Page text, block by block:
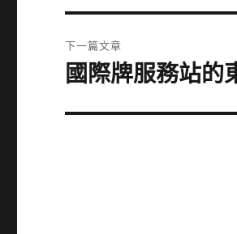
篇
文
章:
下一篇文章
下
篇
國際牌服務站的